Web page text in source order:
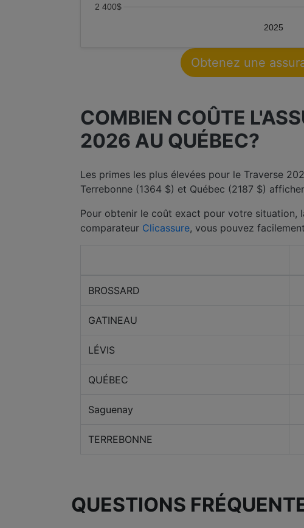
2025
2 400$
Obtenez une
COMBIEN COÛTE
2026 AU QUÉBEC?
Les primes les plus élevées pour le Traverse
Terrebonne (1364 $) et Québec (2187 $)
Pour obtenir le coût exact pour votre situation,
comparateur Clicassure, vous pouvez
BROSSARD
GATINEAU
LÉVIS
QUÉBEC
Saguenay
TERREBONNE
QUESTIONS